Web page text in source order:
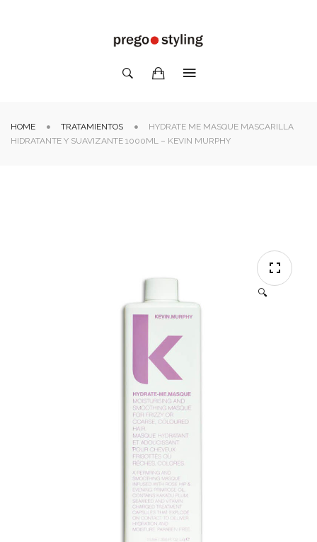
HOME TRATAMIENTOS
HYDRATE ME MASQUE MASCARILLA
HIDRATANTE Y SUAVIZANTE 1000ML – KEVIN MURPHY
🔍